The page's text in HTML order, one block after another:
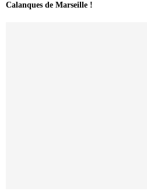
Calanques de Marseille !